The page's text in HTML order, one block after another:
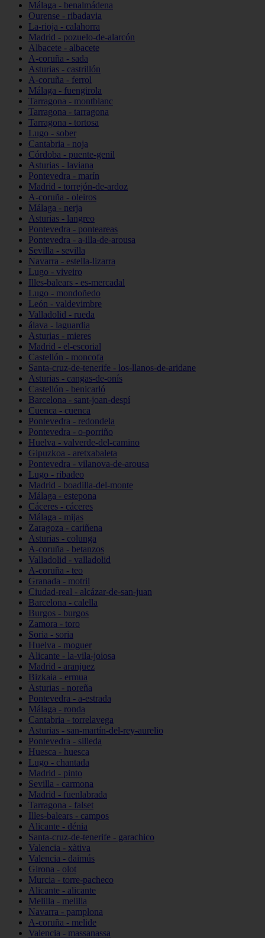
Málaga - benalmádena
Ourense - ribadavia
La-rioja - calahorra
Madrid - pozuelo-de-alarcón
Albacete - albacete
A-coruña - sada
Asturias - castrillón
A-coruña - ferrol
Málaga - fuengirola
Tarragona - montblanc
Tarragona - tarragona
Tarragona - tortosa
Lugo - sober
Cantabria - noja
Córdoba - puente-genil
Asturias - laviana
Pontevedra - marín
Madrid - torrejón-de-ardoz
A-coruña - oleiros
Málaga - nerja
Asturias - langreo
Pontevedra - ponteareas
Pontevedra - a-illa-de-arousa
Sevilla - sevilla
Navarra - estella-lizarra
Lugo - viveiro
Illes-balears - es-mercadal
Lugo - mondoñedo
León - valdevimbre
Valladolid - rueda
álava - laguardia
Asturias - mieres
Madrid - el-escorial
Castellón - moncofa
Santa-cruz-de-tenerife - los-llanos-de-aridane
Asturias - cangas-de-onís
Castellón - benicarló
Barcelona - sant-joan-despí
Cuenca - cuenca
Pontevedra - redondela
Pontevedra - o-porriño
Huelva - valverde-del-camino
Gipuzkoa - aretxabaleta
Pontevedra - vilanova-de-arousa
Lugo - ribadeo
Madrid - boadilla-del-monte
Málaga - estepona
Cáceres - cáceres
Málaga - mijas
Zaragoza - cariñena
Asturias - colunga
A-coruña - betanzos
Valladolid - valladolid
A-coruña - teo
Granada - motril
Ciudad-real - alcázar-de-san-juan
Barcelona - calella
Burgos - burgos
Zamora - toro
Soria - soria
Huelva - moguer
Alicante - la-vila-joiosa
Madrid - aranjuez
Bizkaia - ermua
Asturias - noreña
Pontevedra - a-estrada
Málaga - ronda
Cantabria - torrelavega
Asturias - san-martín-del-rey-aurelio
Pontevedra - silleda
Huesca - huesca
Lugo - chantada
Madrid - pinto
Sevilla - carmona
Madrid - fuenlabrada
Tarragona - falset
Illes-balears - campos
Alicante - dénia
Santa-cruz-de-tenerife - garachico
Valencia - xàtiva
Valencia - daimús
Girona - olot
Murcia - torre-pacheco
Alicante - alicante
Melilla - melilla
Navarra - pamplona
A-coruña - melide
Valencia - massanassa